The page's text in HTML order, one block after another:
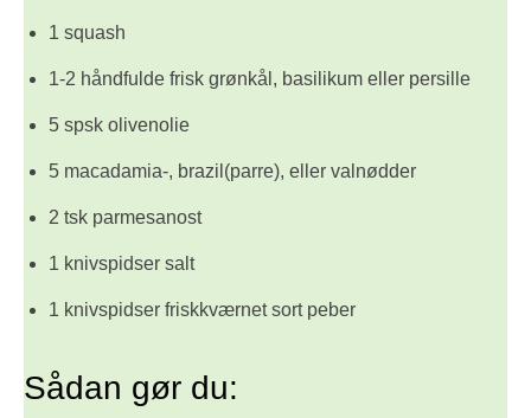
1 squash
1-2 håndfulde frisk grønkål, basilikum eller persille
5 spsk olivenolie
5 macadamia-, brazil(parre), eller valnødder
2 tsk parmesanost
1 knivspidser salt
1 knivspidser friskkværnet sort peber
Sådan gør du: